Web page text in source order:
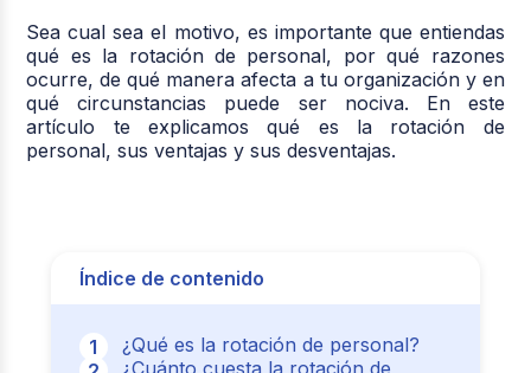
Sea cual sea el motivo, es importante que entiendas
qué es la rotación de personal, por qué razones
ocurre, de qué manera afecta a tu organización y en
qué circunstancias puede ser nociva. En este
artículo te explicamos qué es la rotación de
personal, sus ventajas y sus desventajas.
Índice de contenido
¿Qué es la rotación de personal?
¿Cuánto cuesta la rotación de